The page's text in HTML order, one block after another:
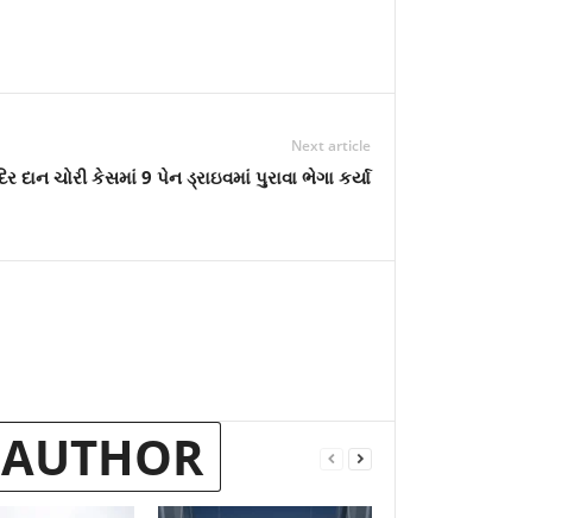
Next article
દાન ચોરી કેસમાં 9 પેન ડ્રાઇવમાં પુરાવા ભેગા કર્યા